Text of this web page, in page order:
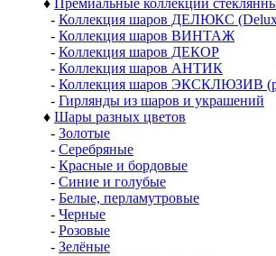
♦ Премиальные коллекции
- Коллекция шаров ДЕЛЮКС
- Коллекция шаров ВИНТАЖ
- Коллекция шаров ДЕКОР
- Коллекция шаров АНТИК
- Коллекция шаров ЭКСКЛЮЗИВ
- Гирлянды из шаров и украшений
♦ Шары разных цветов
- Золотые
- Серебряные
- Красные и бордовые
- Синие и голубые
- Белые, перламутровые
- Черные
- Розовые
- Зелёные